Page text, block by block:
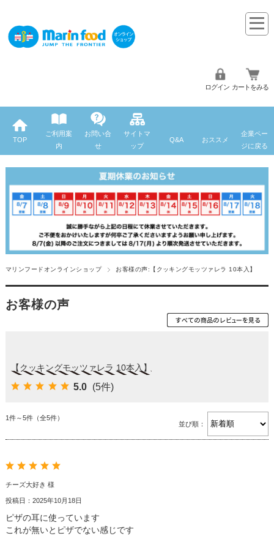
ログイン カートをみる
TOP
ご利用案
内
お問い合
せ
サイトマ
ップ
Q&A おススメ
企業ペー
ジに戻る
マリンフードオンラインショップ お客様の声:【クッキングモッツァレラ 10本入】
お客様の声
【クッキングモッツァレラ 10本入】
5.0 (5件)
1件～5件（全5件）
並び順：
チーズ大好き 様
投稿日：2025年10月18日
ピザの耳に使っています
これが無いとピザでない感じです